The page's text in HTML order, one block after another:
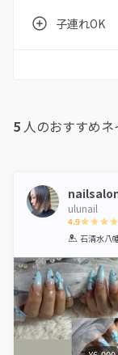
子連れOK
5 人のおすすめ
ulunail
4.9
1 2 3 4
石清水八